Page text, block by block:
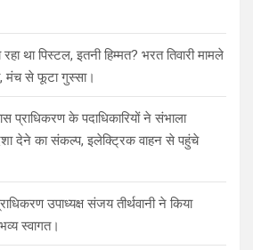
था पिस्टल, इतनी हिम्मत? भरत तिवारी मामले
मंच से फूटा गुस्सा।
प्राधिकरण के पदाधिकारियों ने संभाला
देने का संकल्प, इलेक्ट्रिक वाहन से पहुंचे
उपाध्यक्ष संजय तीर्थवानी ने किया
स्वागत।